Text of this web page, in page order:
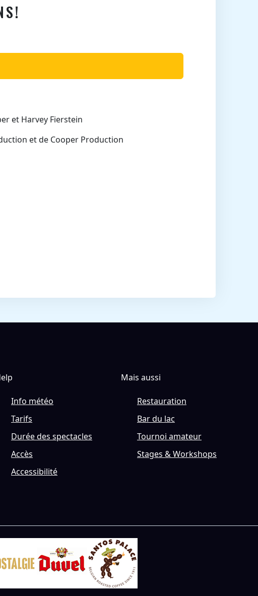
et Harvey Fierstein
et de Cooper Production
Info météo
Tarifs
Durée des spectacles
Accès
Accessibilité
Mais aussi
Restauration
Bar du lac
Tournoi amateur
Stages & Workshops